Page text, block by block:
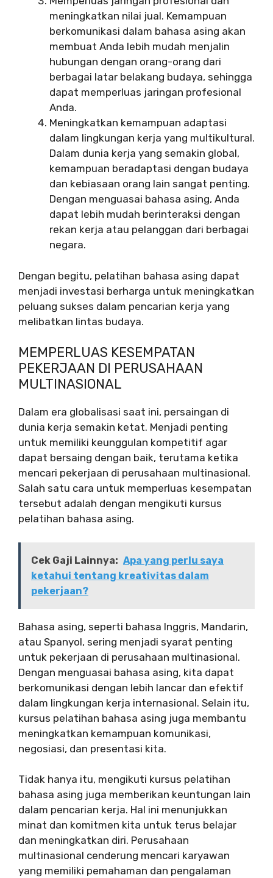
meningkatkan nilai jual. Kemampuan
berkomunikasi dalam bahasa asing akan
membuat Anda lebih mudah menjalin
hubungan dengan orang-orang dari
berbagai latar belakang budaya, sehingga
dapat memperluas jaringan profesional
Anda.
Meningkatkan kemampuan adaptasi
dalam lingkungan kerja yang multikultural.
Dalam dunia kerja yang semakin global,
kemampuan beradaptasi dengan budaya
dan kebiasaan orang lain sangat penting.
Dengan menguasai bahasa asing, Anda
dapat lebih mudah berinteraksi dengan
rekan kerja atau pelanggan dari berbagai
negara.
Dengan begitu, pelatihan bahasa asing dapat
menjadi investasi berharga untuk meningkatkan
peluang sukses dalam pencarian kerja yang
melibatkan lintas budaya.
MEMPERLUAS KESEMPATAN
PEKERJAAN DI PERUSAHAAN
MULTINASIONAL
Dalam era globalisasi saat ini, persaingan di
dunia kerja semakin ketat. Menjadi penting
untuk memiliki keunggulan kompetitif agar
dapat bersaing dengan baik, terutama ketika
mencari pekerjaan di perusahaan multinasional.
Salah satu cara untuk memperluas kesempatan
tersebut adalah dengan mengikuti kursus
pelatihan bahasa asing.
Cek Gaji Lainnya: Apa yang perlu saya
ketahui tentang kreativitas dalam
pekerjaan?
Bahasa asing, seperti bahasa Inggris, Mandarin,
atau Spanyol, sering menjadi syarat penting
untuk pekerjaan di perusahaan multinasional.
Dengan menguasai bahasa asing, kita dapat
berkomunikasi dengan lebih lancar dan efektif
dalam lingkungan kerja internasional. Selain itu,
kursus pelatihan bahasa asing juga membantu
meningkatkan kemampuan komunikasi,
negosiasi, dan presentasi kita.
Tidak hanya itu, mengikuti kursus pelatihan
bahasa asing juga memberikan keuntungan lain
dalam pencarian kerja. Hal ini menunjukkan
minat dan komitmen kita untuk terus belajar
dan meningkatkan diri. Perusahaan
multinasional cenderung mencari karyawan
yang memiliki pemahaman dan pengalaman